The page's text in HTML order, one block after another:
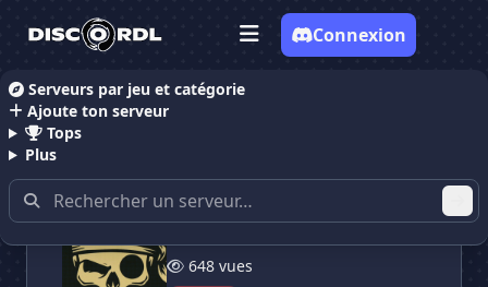
Serveurs par jeu et catégorie
Ajoute ton serveur
Tops
Plus
Connexion
Accueil Serveurs Discord Dessin
648 vues